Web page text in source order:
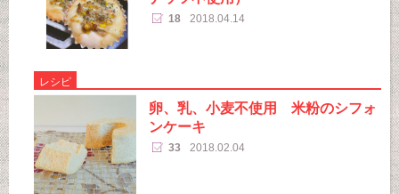
18 2018.04.14
レシピ
卵、乳、小麦不使用 米粉のシフォ
ンケーキ
33 2018.02.04